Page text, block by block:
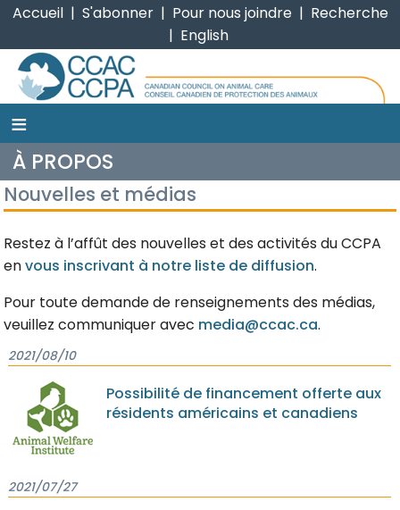
Accueil | S'abonner | Pour nous joindre | Recherche
| English
CCPA
≡
À PROPOS
Nouvelles et médias
Restez à l’affût des nouvelles et des activités du CCPA
envous inscrivant à notre liste de diffusion.
Pour toute demande de renseignements des médias,
veuillez communiquer avec media@ccac.ca.
2021/08/10
Possibilité de financement offerte aux
résidents américains et canadiens
2021/07/27